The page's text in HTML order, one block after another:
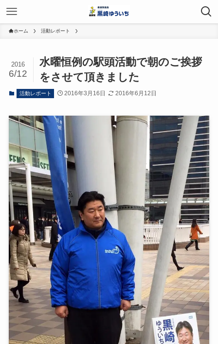
ホーム 活動レポート
水曜恒例の駅頭活動で朝のご挨拶
をさせて頂きました
2016
6/12
活動レポート 2016年3月16日 2016年6月12日